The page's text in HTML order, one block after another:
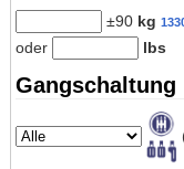
±90 kg
oder lbs
Gangschaltung